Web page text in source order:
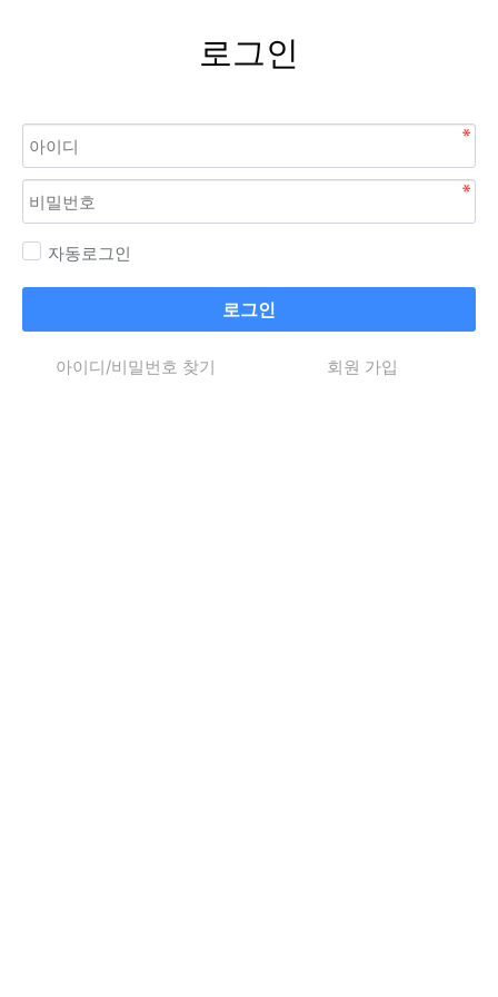
로그인
자동로그인
로그인
아이디/비밀번호 찾기 회원 가입